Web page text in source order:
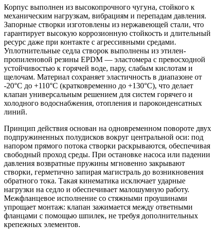
Корпус выполнен из высокопрочного чугуна, стойкого к
механическим нагрузкам, вибрациям и перепадам давления.
Запорные створки изготовлены из нержавеющей стали, что
гарантирует высокую коррозионную стойкость и длительный
ресурс даже при контакте с агрессивными средами.
Уплотнительные седла створок выполнены из этилен-
пропиленовой резины EPDM — эластомера с превосходной
устойчивостью к горячей воде, пару, слабым кислотам и
щелочам. Материал сохраняет эластичность в диапазоне от
-20°C до +110°C (кратковременно до +130°C), что делает
клапан универсальным решением для систем горячего и
холодного водоснабжения, отопления и пароконденсатных
линий.
Принцип действия основан на одновременном повороте двух
подпружиненных полудисков вокруг центральной оси: под
напором прямого потока створки раскрываются, обеспечивая
свободный проход среды. При остановке насоса или падении
давления возвратные пружины мгновенно закрывают
створки, герметично запирая магистраль до возникновения
обратного тока. Такая кинематика исключает ударные
нагрузки на седло и обеспечивает малошумную работу.
Межфланцевое исполнение со стяжными проушинами
упрощает монтаж: клапан зажимается между ответными
фланцами с помощью шпилек, не требуя дополнительных
крепежных элементов.